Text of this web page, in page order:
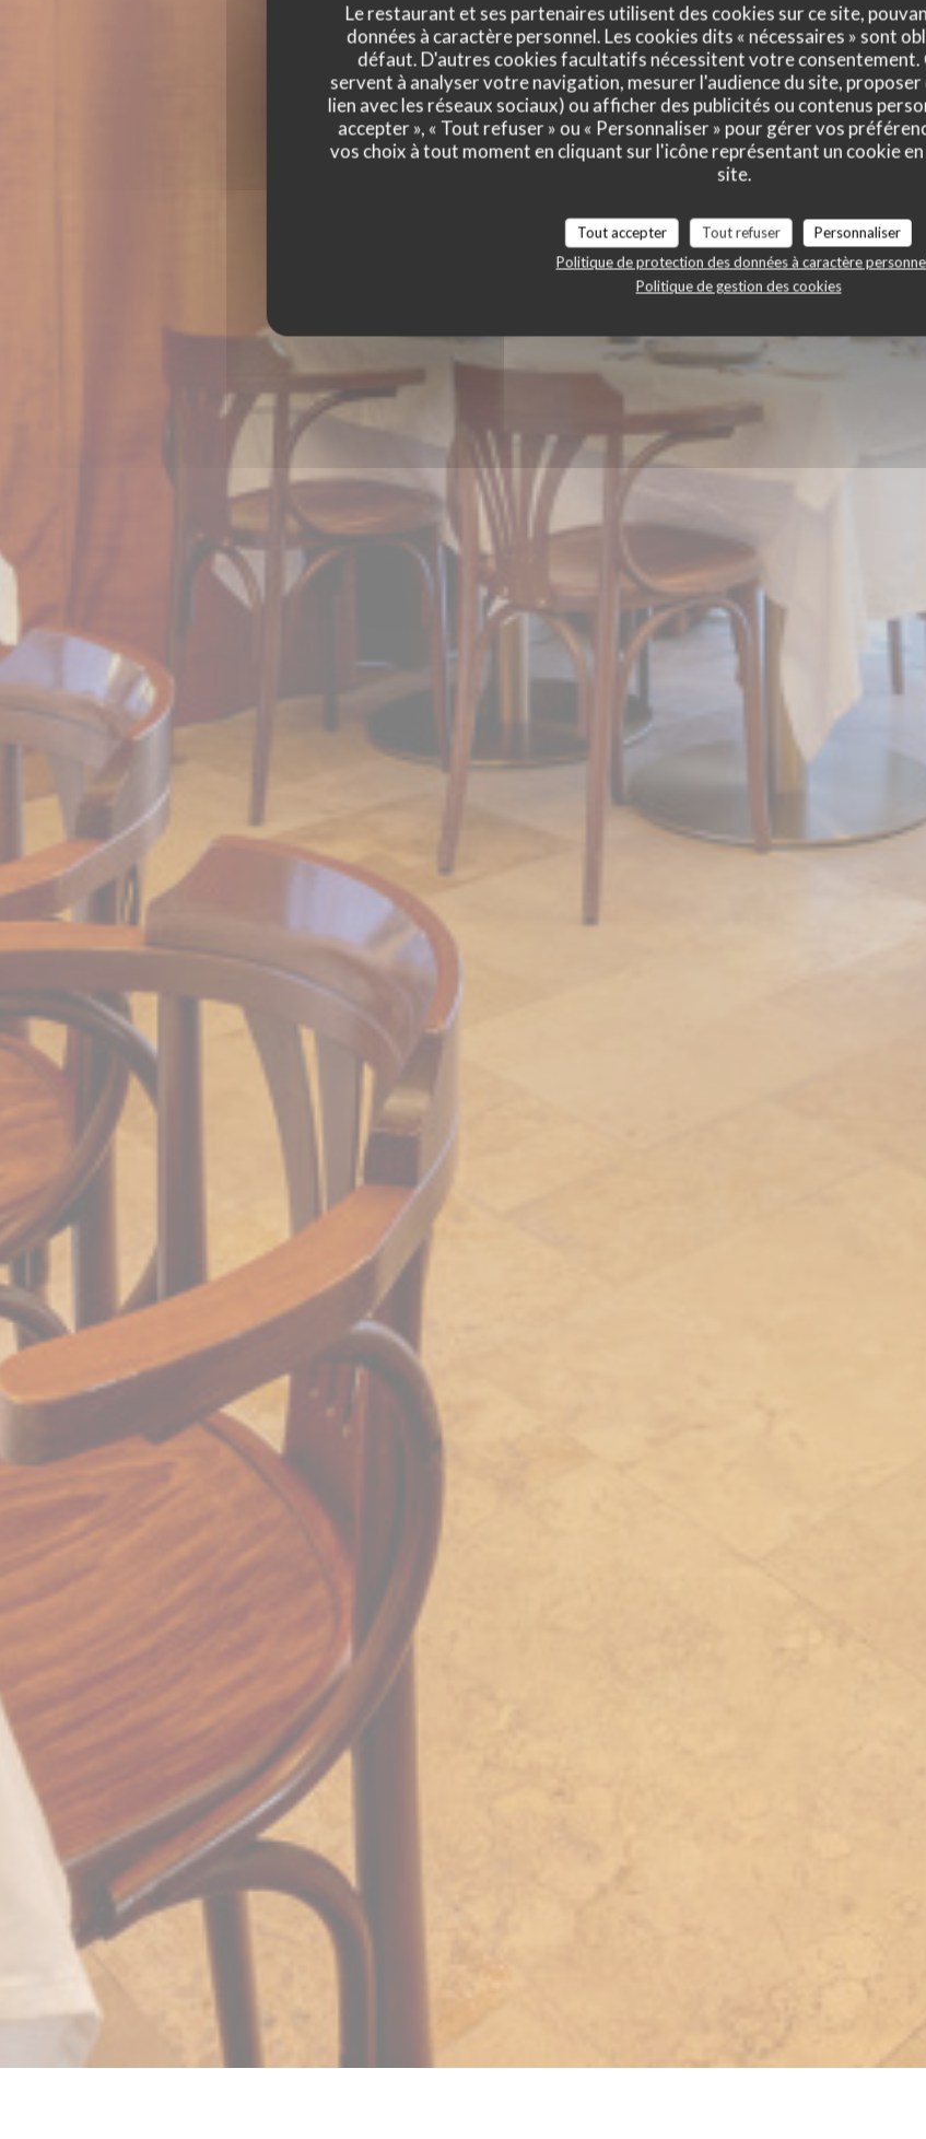
Le restaurant et ses partenaires utilisent des cookies sur ce site,
données à caractère personnel. Les cookies dits « nécessaires » sont
défaut. D'autres cookies facultatifs nécessitent votre
servent à analyser votre navigation, mesurer l'audience du site,
lien avec les réseaux sociaux) ou afficher des publicités ou contenus
accepter », « Tout refuser » ou « Personnaliser » pour gérer vos
vos choix à tout moment en cliquant sur l'icône représentant un cookie en
site.
Tout accepter Tout refuser
Personnaliser
Politique de protection des données à caractère
Politique de gestion des cookies
WASL 1880
BISTROT CHIC
RÉSERVER